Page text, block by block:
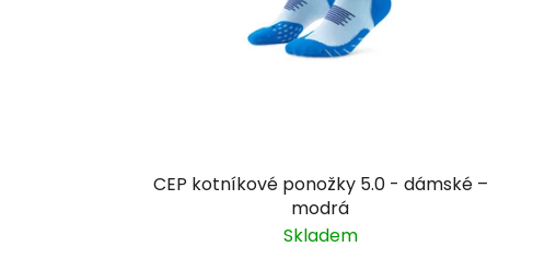
CEP kotníkové ponožky 5.0 - dámské –
modrá
Skladem